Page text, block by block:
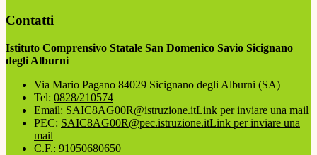
Contatti
Istituto Comprensivo Statale San Domenico Savio Sicignano
degli Alburni
Via Mario Pagano 84029 Sicignano degli Alburni (SA)
Tel: 0828/210574
Email: SAIC8AG00R@istruzione.itLink per inviare una mail
PEC: SAIC8AG00R@pec.istruzione.itLink per inviare una
mail
C.F.: 91050680650